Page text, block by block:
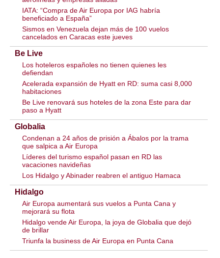
IATA: “Compra de Air Europa por IAG habría
beneficiado a España”
Sismos en Venezuela dejan más de 100 vuelos
cancelados en Caracas este jueves
Be Live
Los hoteleros españoles no tienen quienes les
defiendan
Acelerada expansión de Hyatt en RD: suma casi 8,000
habitaciones
Be Live renovará sus hoteles de la zona Este para dar
paso a Hyatt
Globalia
Condenan a 24 años de prisión a Ábalos por la trama
que salpica a Air Europa
Líderes del turismo español pasan en RD las
vacaciones navideñas
Los Hidalgo y Abinader reabren el antiguo Hamaca
Hidalgo
Air Europa aumentará sus vuelos a Punta Cana y
mejorará su flota
Hidalgo vende Air Europa, la joya de Globalia que dejó
de brillar
Triunfa la business de Air Europa en Punta Cana